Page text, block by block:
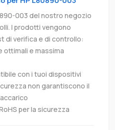
003 del nostro negozio
I prodotti vengono
di verifica e di controllo:
ottimali e massima
con i tuoi dispositivi
non garantiscono il
per la sicurezza